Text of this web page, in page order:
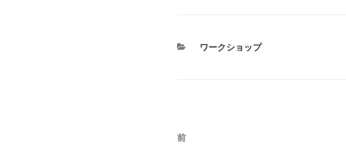
カ
ワークショップ
投
前
前